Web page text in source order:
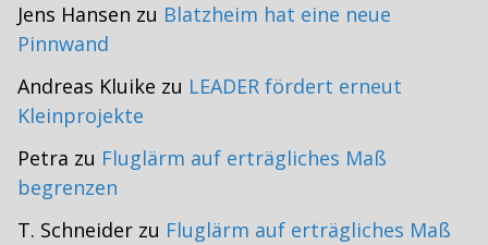
Jens Hansen zu Blatzheim hat eine neue
Pinnwand
Andreas Kluike zu LEADER fördert erneut
Kleinprojekte
Petra zu Fluglärm auf erträgliches Maß
begrenzen
T. Schneider zu Fluglärm auf erträgliches Maß